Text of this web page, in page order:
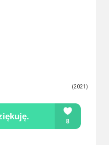
(2021)